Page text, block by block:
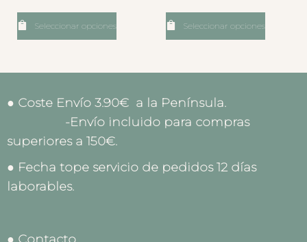
Seleccionar opciones Seleccionar opciones
● Coste Envío 3.90€ a la Península.
-Envío incluido para compras
superiores a 150€.
● Fecha tope servicio de pedidos 12 días
laborables.